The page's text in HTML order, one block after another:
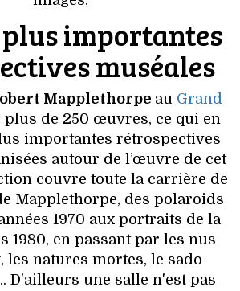
plus importantes
muséales
Mapplethorpe au Grand
plus de 250 œuvres, ce qui en
importantes rétrospectives
autour de l’œuvre de cet
couvre toute la carrière de
Mapplethorpe, des polaroids
1970 aux portraits de la
1980, en passant par les nus
les natures mortes, le sado-
D'ailleurs une salle n'est pas